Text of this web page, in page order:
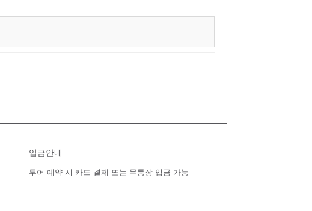
입금안내
투어 예약 시 카드 결제 또는 무통장 입금 가능